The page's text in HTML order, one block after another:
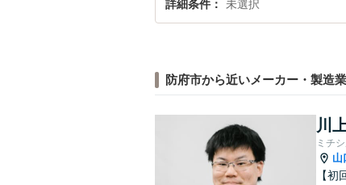
詳細条件 未選択
防府市から近いメーカー・製造
川
ミチ
山
【